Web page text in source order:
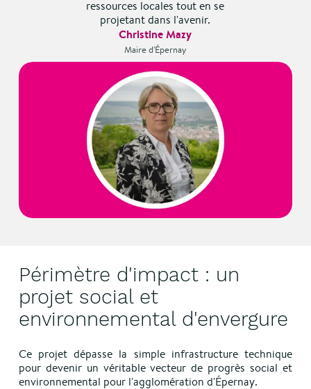
ressources locales tout en se
projetant dans l'avenir.
Christine Mazy
Maire d'Épernay
Périmètre d'impact : un
projet social et
environnemental d'envergure
Ce projet dépasse la simple infrastructure technique
pour devenir un véritable vecteur de progrès social et
environnemental pour l'agglomération d'Épernay.